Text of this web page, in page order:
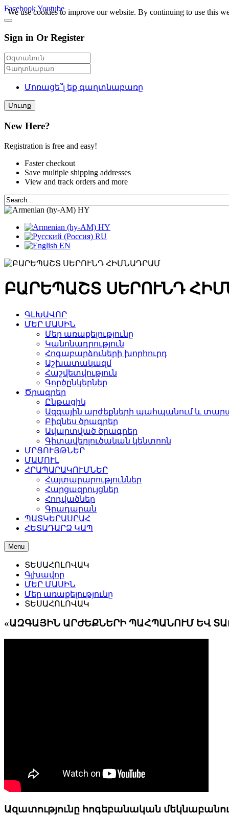
FacebookYoutube
Sign in Or Register
Մոռացե՞լ եք գաղտնաբառը
Մուտք
New Here?
Registration is free and easy!
Faster checkout
Save multiple shipping addresses
View and track orders and more
HY
HY
RU
EN
ԲԱՐԵՊԱՇՏ ՍԵՐՈՒՆԴ
ԳԼԽԱՎՈՐ
ՄԵՐ ՄԱՍԻՆ
Մեր առաքելությունը
Կանոնադրություն
Հոգաբարձուների խորհուրդ
Աշխատակազմ
Հաշվետվություն
Գործընկերներ
Ծրագրեր
Ընթացիկ
Ազգային արժեքների պահպանում և
Բիզնես ծրագրեր
Ավարտված ծրագրեր
Գիտավերլուծական կենտրոն
ՄՐՑՈՒՅԹՆԵՐ
ՄԱՄՈՒԼ
ՀՐԱՊԱՐԱԿՈՒՄՆԵՐ
Հայտարարություններ
Հարցազրույցներ
Հոդվածներ
Գրադարան
ՊԱՏԿԵՐԱՍՐԱՀ
ՀԵՏԱԴԱՐՁ ԿԱՊ
Menu
ՏԵՍԱՀՈԼՈՎԱԿ
Գլխավոր
ՄԵՐ ՄԱՍԻՆ
Մեր առաքելությունը
ՏԵՍԱՀՈԼՈՎԱԿ
«ԱԶԳԱՅԻՆ ԱՐԺԵՔՆԵՐԻ ՊԱՀՊԱՆՈՒՄ ԵՎ
Ազատությունը հոգեբանական
We use cookies to improve our website. By continuing to use this